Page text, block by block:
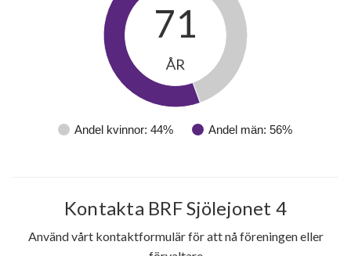
Andel kvinnor: 44% Andel män: 56%
71
ÅR
Kontakta BRF Sjölejonet 4
Använd vårt kontaktformulär för att nå föreningen eller